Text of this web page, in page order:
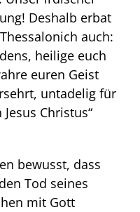
Deshalb erbat
auch:
heilige euch
euren Geist
untadelig für
Christus“
bewusst, dass
Tod seines
mit Gott